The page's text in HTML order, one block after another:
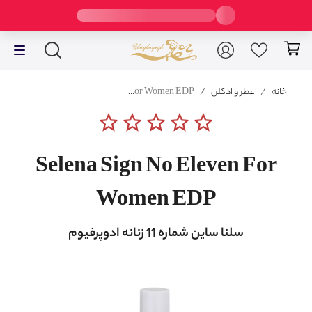
خانه / عطر و ادکلن /
Selena Sign No Eleven For Women EDP
star_borderstar_borderstar_borderstar_borderstar_border
Selena Sign No Eleven For
Women EDP
سلنا ساین شماره 11 زنانه ادوپرفیوم